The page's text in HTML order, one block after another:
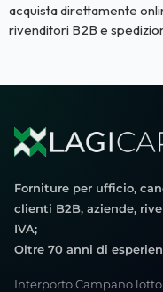
acquista direttamente
rivenditori B2B e
Forniture per ufficio,
clienti B2B, aziende,
IVA;
Oltre 70 anni di
Interporto Campano lotto